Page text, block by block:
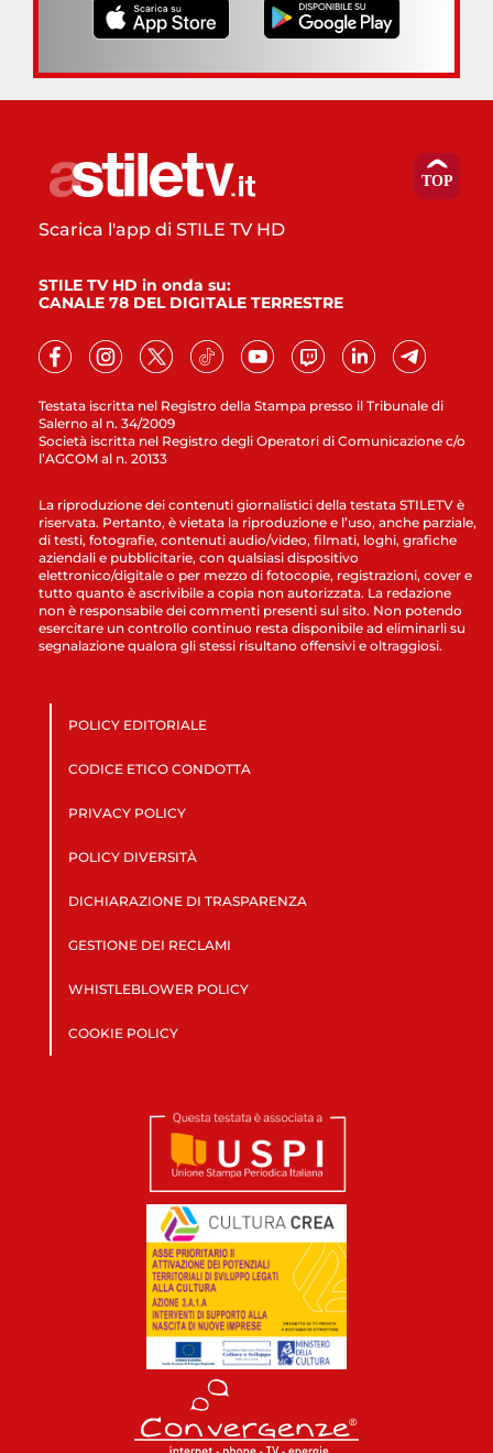
Testata iscritta nel Registro della Stampa presso il Tribunale di
Salerno al n. 34/2009
Società iscritta nel Registro degli Operatori di Comunicazione c/o
l’AGCOM al n. 20133
Scarica l'app di STILE TV HD
STILE TV HD in onda su:
CANALE 78 DEL DIGITALE TERRESTRE
La riproduzione dei contenuti giornalistici della testata STILETV è
riservata. Pertanto, è vietata la riproduzione e l’uso, anche parziale,
di testi, fotografie, contenuti audio/video, filmati, loghi, grafiche
aziendali e pubblicitarie, con qualsiasi dispositivo
elettronico/digitale o per mezzo di fotocopie, registrazioni, cover e
tutto quanto è ascrivibile a copia non autorizzata. La redazione
non è responsabile dei commenti presenti sul sito. Non potendo
esercitare un controllo continuo resta disponibile ad eliminarli su
segnalazione qualora gli stessi risultano offensivi e oltraggiosi.
POLICY EDITORIALE
CODICE ETICO CONDOTTA
PRIVACY POLICY
POLICY DIVERSITÀ
DICHIARAZIONE DI TRASPARENZA
GESTIONE DEI RECLAMI
WHISTLEBLOWER POLICY
COOKIE POLICY